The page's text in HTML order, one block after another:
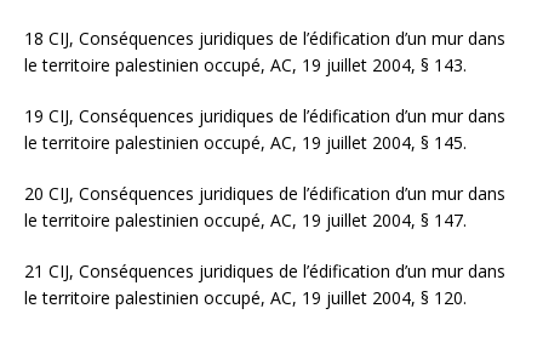
18 CIJ, Conséquences juridiques de l’édification d’un mur dans
le territoire palestinien occupé, AC, 19 juillet 2004, § 143.
19 CIJ, Conséquences juridiques de l’édification d’un mur dans
le territoire palestinien occupé, AC, 19 juillet 2004, § 145.
20 CIJ, Conséquences juridiques de l’édification d’un mur dans
le territoire palestinien occupé, AC, 19 juillet 2004, § 147.
21 CIJ, Conséquences juridiques de l’édification d’un mur dans
le territoire palestinien occupé, AC, 19 juillet 2004, § 120.